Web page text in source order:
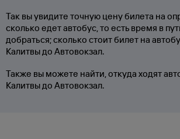
Так вы увидите точную цену билета на
сколько едет автобус, то есть время в
добраться; сколько стоит билет на
Калитвы до Автовокзал.
Также вы можете найти, откуда ходят
Калитвы до Автовокзал.